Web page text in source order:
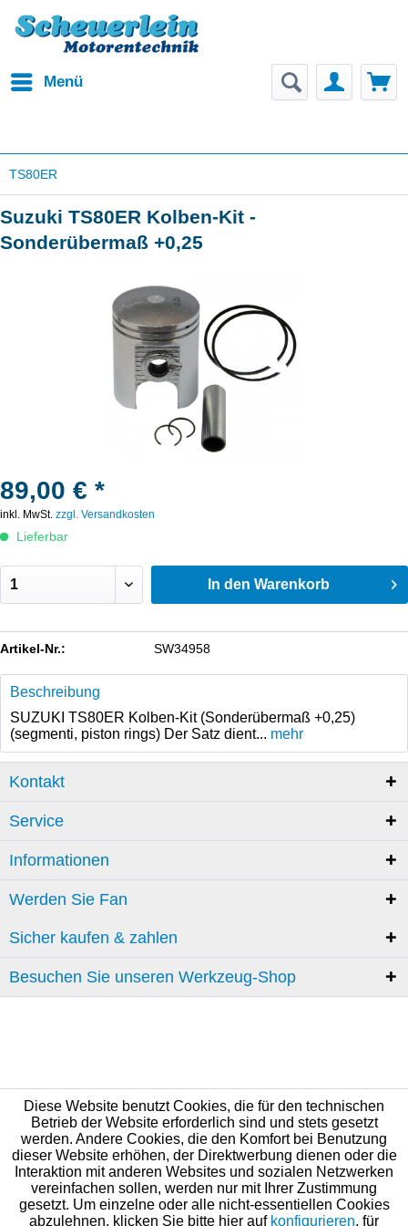
Menü
TS80ER
Suzuki TS80ER Kolben-Kit -
Sonderübermaß +0,25
89,00 € *
inkl. MwSt. zzgl. Versandkosten
Lieferbar
In den Warenkorb
Artikel-Nr.: SW34958
Beschreibung
SUZUKI TS80ER Kolben-Kit (Sonderübermaß +0,25)
(segmenti, piston rings) Der Satz dient... mehr
Kontakt
Service
Informationen
Werden Sie Fan
Sicher kaufen & zahlen
Besuchen Sie unseren Werkzeug-Shop
Diese Website benutzt Cookies, die für den technischen
Betrieb der Website erforderlich sind und stets gesetzt
werden. Andere Cookies, die den Komfort bei Benutzung
dieser Website erhöhen, der Direktwerbung dienen oder die
Interaktion mit anderen Websites und sozialen Netzwerken
vereinfachen sollen, werden nur mit Ihrer Zustimmung
gesetzt. Um einzelne oder alle nicht-essentiellen Cookies
abzulehnen, klicken Sie bitte hier auf konfigurieren, für